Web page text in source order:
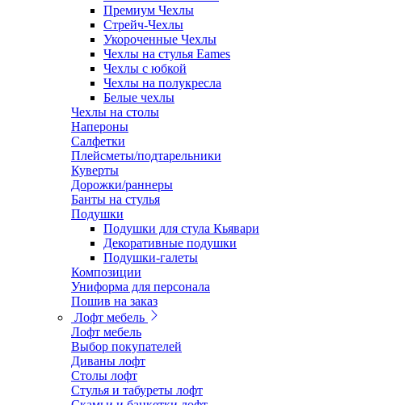
Премиум Чехлы
Стрейч-Чехлы
Укороченные Чехлы
Чехлы на стулья Eames
Чехлы с юбкой
Чехлы на полукресла
Белые чехлы
Чехлы на столы
Напероны
Салфетки
Плейсметы/подтарельники
Куверты
Дорожки/раннеры
Банты на стулья
Подушки
Подушки для стула Кьявари
Декоративные подушки
Подушки-галеты
Композиции
Униформа для персонала
Пошив на заказ
Лофт мебель
Лофт мебель
Выбор покупателей
Диваны лофт
Столы лофт
Стулья и табуреты лофт